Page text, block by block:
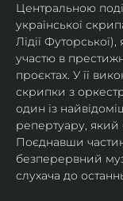
Центральною
української
Лідії
участю в
проєктах. У її
скрипки з
один із
репертуару, який
Поєднавши
безперервний
слухача до